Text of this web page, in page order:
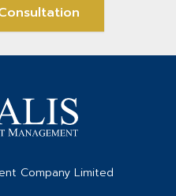
Company Limited